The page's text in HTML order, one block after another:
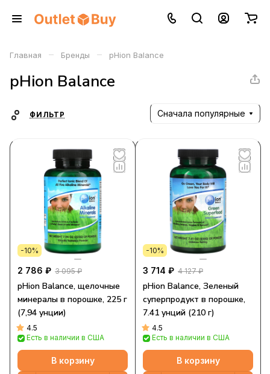
Главная – Бренды – pHion Balance
pHion Balance
ФИЛЬТР Сначала популярные
-10%
2 786 ₽ 3 095 ₽
pHion Balance, щелочные
минералы в порошке, 225 г
(7,94 унции)
4.5
Есть в наличии в США
В корзину
-10%
3 714 ₽ 4 127 ₽
pHion Balance, Зеленый
суперпродукт в порошке,
7.41 унций (210 г)
4.5
Есть в наличии в США
В корзину